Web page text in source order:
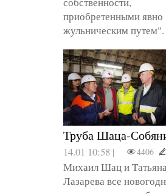
приобретенными явно
жульническим путем".
Труба Шаца-
14.01 10:58 | 4406
Михаил Шац и Татьяна
Лазарева все